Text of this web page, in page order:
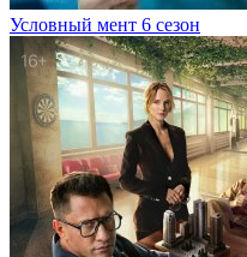
Условный мент 6 сезон